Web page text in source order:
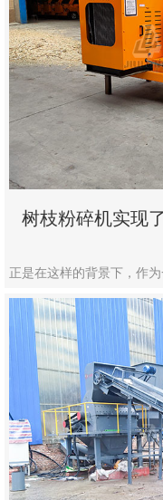
树枝粉碎机实现
正是在这样的背景下，作